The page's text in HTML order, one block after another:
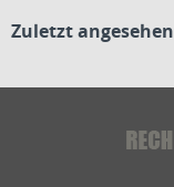
Zuletzt angesehen